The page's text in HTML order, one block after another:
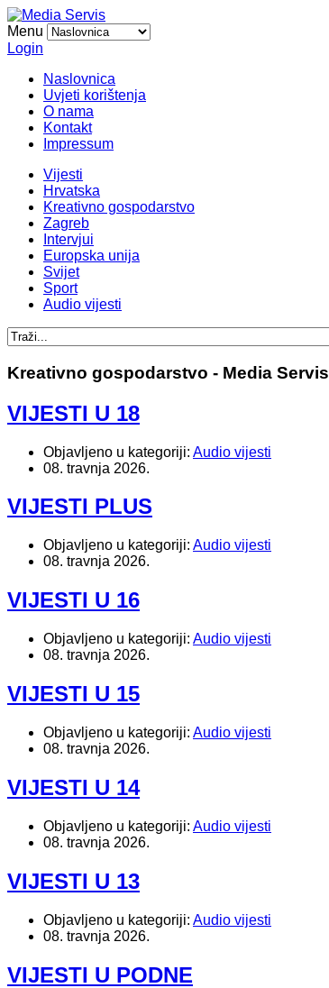
Menu
Login
Naslovnica
Uvjeti korištenja
O nama
Kontakt
Impressum
Vijesti
Hrvatska
Kreativno gospodarstvo
Zagreb
Intervjui
Europska unija
Svijet
Sport
Audio vijesti
Kreativno gospodarstvo - Media Servis
VIJESTI U 18
Objavljeno u kategoriji: Audio vijesti
08. travnja 2026.
VIJESTI PLUS
Objavljeno u kategoriji: Audio vijesti
08. travnja 2026.
VIJESTI U 16
Objavljeno u kategoriji: Audio vijesti
08. travnja 2026.
VIJESTI U 15
Objavljeno u kategoriji: Audio vijesti
08. travnja 2026.
VIJESTI U 14
Objavljeno u kategoriji: Audio vijesti
08. travnja 2026.
VIJESTI U 13
Objavljeno u kategoriji: Audio vijesti
08. travnja 2026.
VIJESTI U PODNE